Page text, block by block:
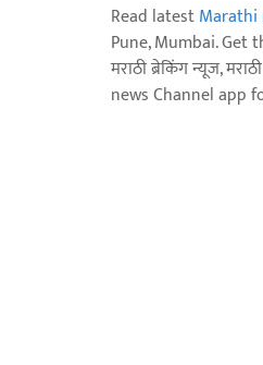
Read latestMarathi
Pune, Mumbai. Get
मराठी ब्रेकिंग न्यूज,
news Channel app